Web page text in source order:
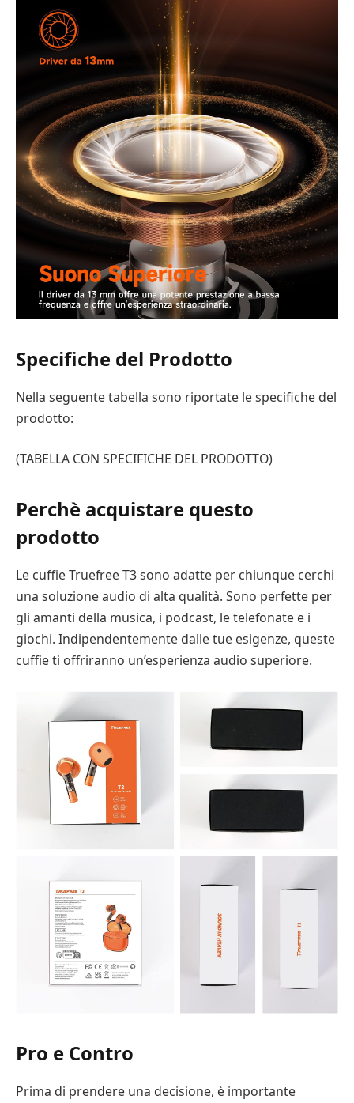
Specifiche del Prodotto
Nella seguente tabella sono riportate le specifiche del
prodotto:
(TABELLA CON SPECIFICHE DEL PRODOTTO)
Perchè acquistare questo
prodotto
Le cuffie Truefree T3 sono adatte per chiunque cerchi
una soluzione audio di alta qualità. Sono perfette per
gli amanti della musica, i podcast, le telefonate e i
giochi. Indipendentemente dalle tue esigenze, queste
cuffie ti offriranno un’esperienza audio superiore.
Pro e Contro
Prima di prendere una decisione, è importante